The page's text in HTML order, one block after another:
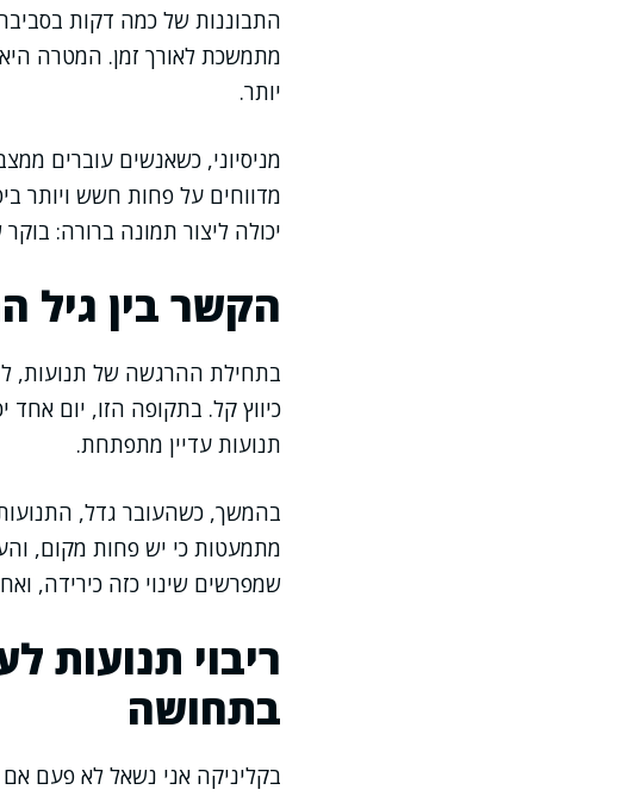
התבוננות של כמה דקות
מתמשכת לאורך זמן. המטרה
יותר.
מניסיוני, כשאנשים עוברים
מדווחים על פחות חשש ויותר
יכולה ליצור תמונה ברורה:
הקשר בין גיל
בתחילת ההרגשה של תנועות,
כיווץ קל. בתקופה הזו, יום אחד
תנועות עדיין מתפתחת.
בהמשך, כשהעובר גדל,
מתמעטות כי יש פחות מקום,
שמפרשים שינוי כזה כירידה,
ריבוי תנועות
בתחושה
בקליניקה אני נשאל לא פעם